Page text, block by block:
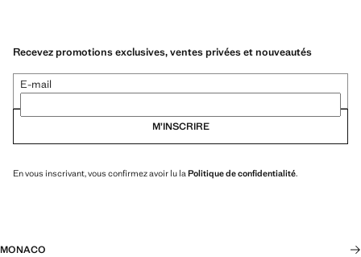
Recevez promotions exclusives, ventes privées et nouveautés
E-mail
M’INSCRIRE
En vous inscrivant, vous confirmez avoir lu la Politique de confidentialité.
MONACO